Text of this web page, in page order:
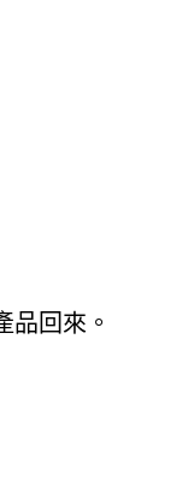
品回來。